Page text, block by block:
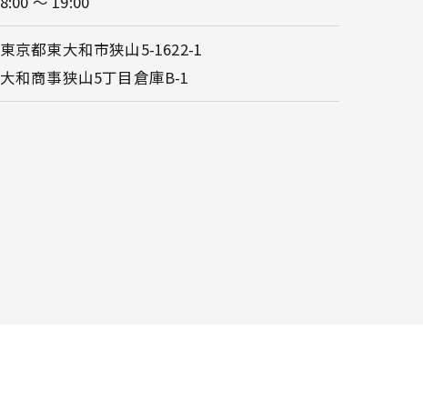
東京都東大和市狭山5-1622-1
大和商事狭山5丁目倉庫B-1